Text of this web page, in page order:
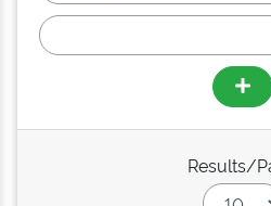
Results/